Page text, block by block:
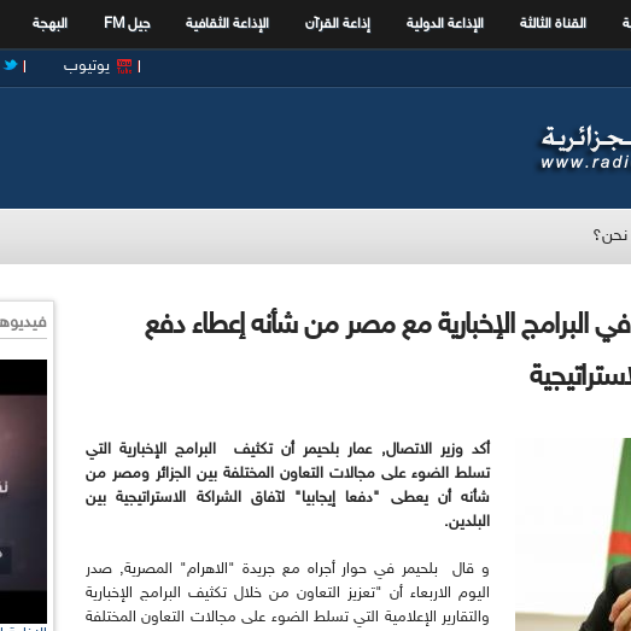
القناة الثالثة الإذاعة الدولية إذاعة القرآن الإذاعة الثقافية جيل FM البهجة
يوتيوب
البرامج الإخبارية مع مصر من شأنه إعطاء دفع
أكد وزير الاتصال, عمار بلحيمر أن تكثيف البرامج الإخبارية التي
تسلط الضوء على مجالات التعاون المختلفة بين الجزائر ومصر من
شأنه أن يعطى "دفعا إيجابيا" لآفاق الشراكة الاستراتيجية بين
البلدين.
و قال بلحيمر في حوار أجراه مع جريدة "الاهرام" المصرية, صدر
اليوم الاربعاء أن "تعزيز التعاون من خلال تكثيف البرامج الإخبارية
والتقارير الإعلامية التي تسلط الضوء على مجالات التعاون المختلفة